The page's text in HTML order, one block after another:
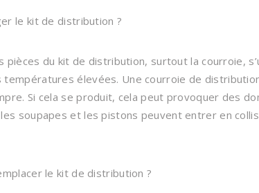
le kit de distribution ?
pièces du kit de distribution, surtout la courroie,
températures élevées. Une courroie de
Si cela se produit, cela peut provoquer des
soupapes et les pistons peuvent entrer en
le kit de distribution ?